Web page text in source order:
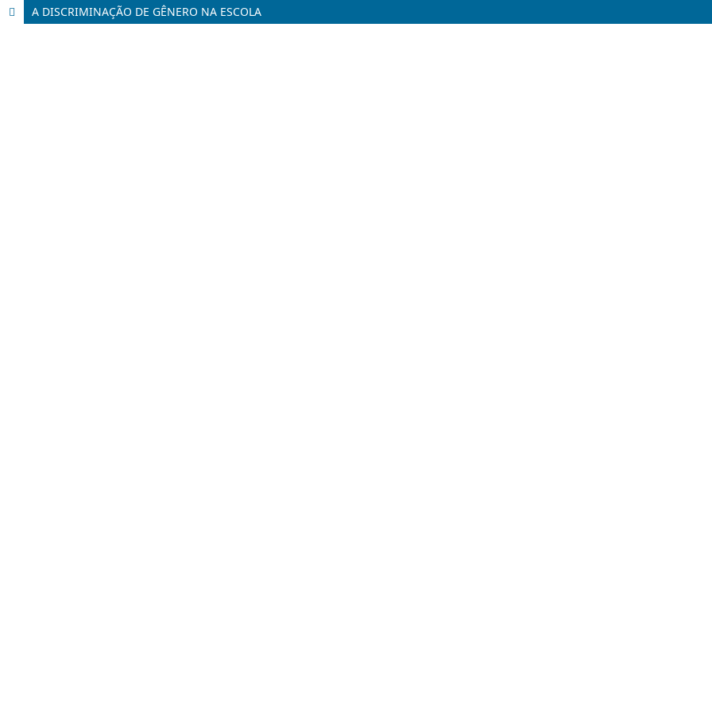
A DISCRIMINAÇÃO DE GÊNERO NA ESCOLA